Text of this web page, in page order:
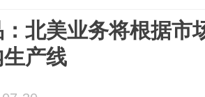
北美业务将根据市
产线